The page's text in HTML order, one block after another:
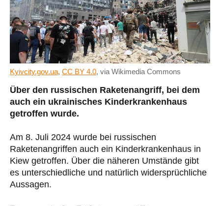
Kyivcity.gov.ua, CC BY 4.0, via Wikimedia Commons
Über den russischen Raketenangriff, bei dem
auch ein ukrainisches Kinderkrankenhaus
getroffen wurde.
Am 8. Juli 2024 wurde bei russischen
Raketenangriffen auch ein Kinderkrankenhaus in
Kiew getroffen. Über die näheren Umstände gibt
es unterschiedliche und natürlich widersprüchliche
Aussagen.